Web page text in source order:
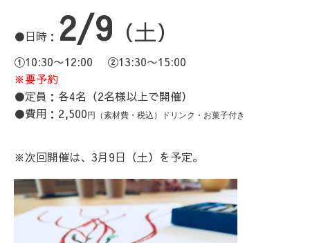
●日時： 2/9 （土）
①10:30〜12:00 ②13:30〜15:00
※要予約
●定員：各4名（2名様以上で開催）
●費用：2,500 円（素材費・税込）ドリンク・お菓子付き
※次回開催は、3月9日（土）を予定。